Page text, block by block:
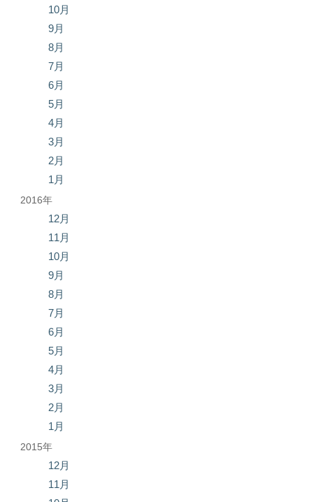
10月
9月
8月
7月
6月
5月
4月
3月
2月
1月
2016年
12月
11月
10月
9月
8月
7月
6月
5月
4月
3月
2月
1月
2015年
12月
11月